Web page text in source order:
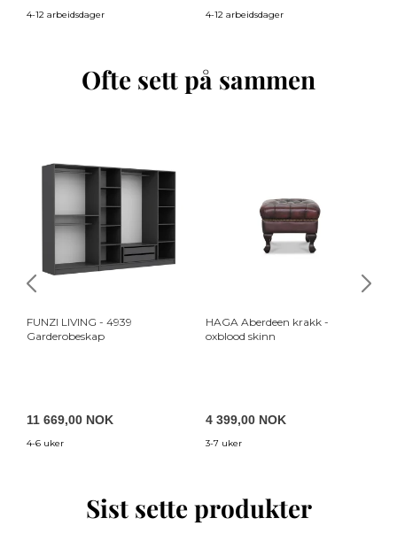
4-12 arbeidsdager 4-12 arbeidsdager
Ofte sett på sammen
FUNZI LIVING - 4939
Garderobeskap
11 669,00 NOK
4-6 uker
HAGA Aberdeen krakk -
oxblood skinn
4 399,00 NOK
3-7 uker
Sist sette produkter